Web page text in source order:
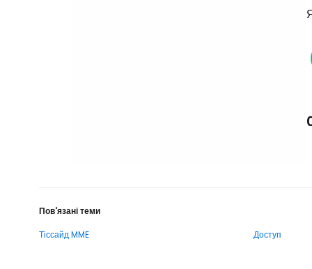
Пов'язані теми
Тіссайд MME
Доступ